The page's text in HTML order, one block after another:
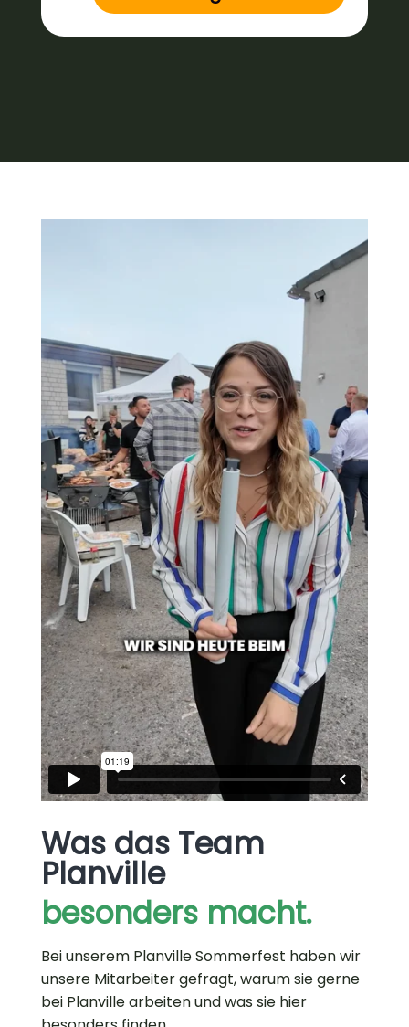
Was das Team
Planville
besonders macht.
Bei unserem Planville Sommerfest haben wir
unsere Mitarbeiter gefragt, warum sie gerne
bei Planville arbeiten und was sie hier